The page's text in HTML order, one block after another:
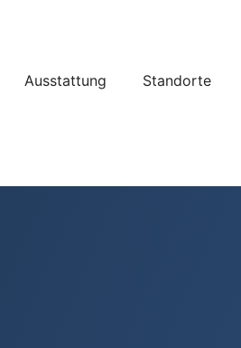
Ausstattung Standorte